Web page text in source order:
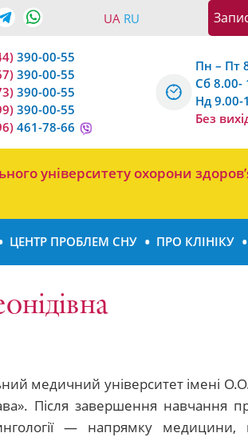
UA RU
390-00-55
390-00-55
390-00-55
390-00-55
461-78-66
Пн – Пт
Сб 8.00-
Нд 9.00-
Без
університету охорони
ЦЕНТР ПРОБЛЕМ СНУ ПРО КЛІНІКУ
медичний університет імені
Після завершення навчання
— напрямку медицини,